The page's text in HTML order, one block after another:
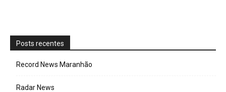
Posts recentes
Record News Maranhão
Radar News